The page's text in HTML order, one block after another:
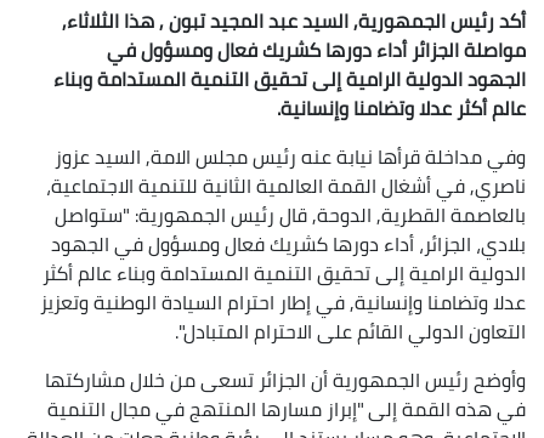
أكد رئيس الجمهورية, السيد عبد المجيد تبون , هذا الثلاثاء,
مواصلة الجزائر أداء دورها كشريك فعال ومسؤول في
الجهود الدولية الرامية إلى تحقيق التنمية المستدامة وبناء
عالم أكثر عدلا وتضامنا وإنسانية.
وفي مداخلة قرأها نيابة عنه رئيس مجلس الامة, السيد عزوز
ناصري, في أشغال القمة العالمية الثانية للتنمية الاجتماعية،
بالعاصمة القطرية, الدوحة, قال رئيس الجمهورية: "ستواصل
بلادي، الجزائر، أداء دورها كشريك فعال ومسؤول في الجهود
الدولية الرامية إلى تحقيق التنمية المستدامة وبناء عالم أكثر
عدلا وتضامنا وإنسانية, في إطار احترام السيادة الوطنية وتعزيز
التعاون الدولي القائم على الاحترام المتبادل".
وأوضح رئيس الجمهورية أن الجزائر تسعى من خلال مشاركتها
في هذه القمة إلى "إبراز مسارها المنتهج في مجال التنمية